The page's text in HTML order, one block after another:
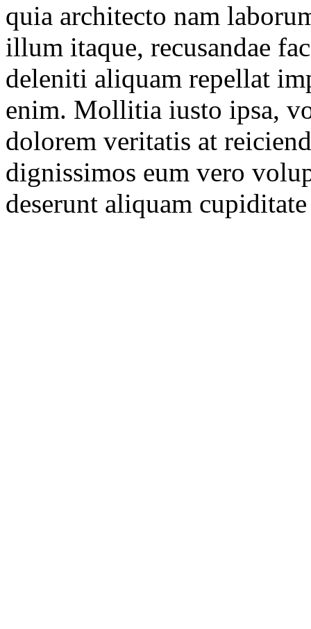
quia architecto nam
illum itaque, recusandae
deleniti aliquam repellat
enim. Mollitia iusto ipsa,
dolorem veritatis at
dignissimos eum vero
deserunt aliquam